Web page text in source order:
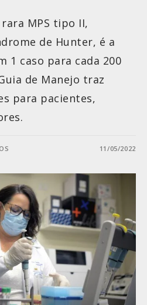
MPS tipo II,
de Hunter, é a
1 caso para cada 200
de Manejo traz
para pacientes,
11/05/2022